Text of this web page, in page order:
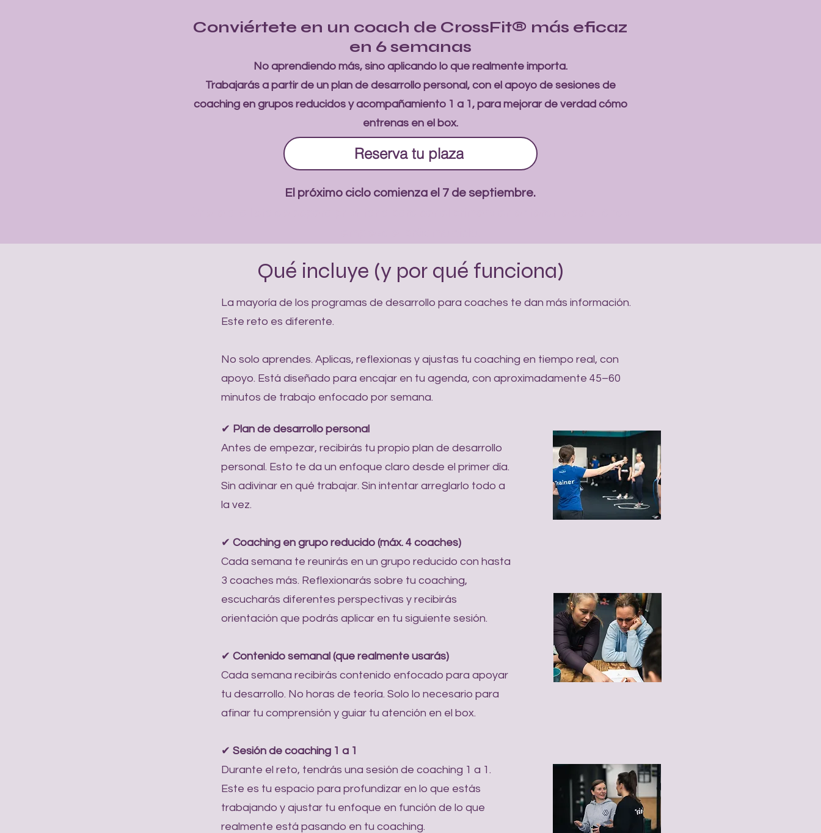
Conviértete en un coach de CrossFit® más eficaz
en 6 semanas
No aprendiendo más, sino aplicando lo que realmente importa.
Trabajarás a partir de un plan de desarrollo personal, con el apoyo de sesiones de
coaching en grupos reducidos y acompañamiento 1 a 1, para mejorar de verdad cómo
entrenas en el box.
Reserva tu plaza
El próximo ciclo comienza el 7 de septiembre.
Qué incluye (y por qué funciona)
La mayoría de los programas de desarrollo para coaches te dan más información.
Este reto es diferente.
No solo aprendes. Aplicas, reflexionas y ajustas tu coaching en tiempo real, con
apoyo. Está diseñado para encajar en tu agenda, con aproximadamente 45–60
minutos de trabajo enfocado por semana.
✔ Plan de desarrollo personal
Antes de empezar, recibirás tu propio plan de desarrollo
personal. Esto te da un enfoque claro desde el primer día.
Sin adivinar en qué trabajar. Sin intentar arreglarlo todo a
la vez.
✔ Coaching en grupo reducido (máx. 4 coaches)
Cada semana te reunirás en un grupo reducido con hasta
3 coaches más. Reflexionarás sobre tu coaching,
escucharás diferentes perspectivas y recibirás
orientación que podrás aplicar en tu siguiente sesión.
✔ Contenido semanal (que realmente usarás)
Cada semana recibirás contenido enfocado para apoyar
tu desarrollo. No horas de teoría. Solo lo necesario para
afinar tu comprensión y guiar tu atención en el box.
✔ Sesión de coaching 1 a 1
Durante el reto, tendrás una sesión de coaching 1 a 1.
Este es tu espacio para profundizar en lo que estás
trabajando y ajustar tu enfoque en función de lo que
realmente está pasando en tu coaching.